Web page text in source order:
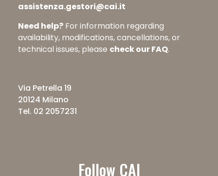
assistenza.gestori@cai.it
Need help? For information regarding
availability, modifications, cancellations, or
technical issues, please check our FAQ.
Via Petrella 19
20124 Milano
Tel. 02 2057231
Follow CAI